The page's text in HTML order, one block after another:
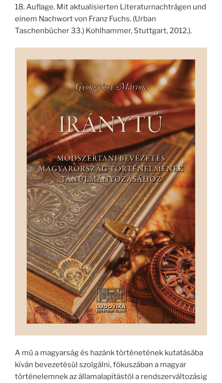
18. Auflage. Mit aktualisierten Literaturnachträgen und
einem Nachwort von Franz Fuchs. (Urban
Taschenbücher 33.) Kohlhammer, Stuttgart, 2012.).
A mű a magyarság és hazánk történetének kutatásába
kíván bevezetésül szolgálni, fókuszában a magyar
történelemnek az államalapítástól a rendszerváltozásig